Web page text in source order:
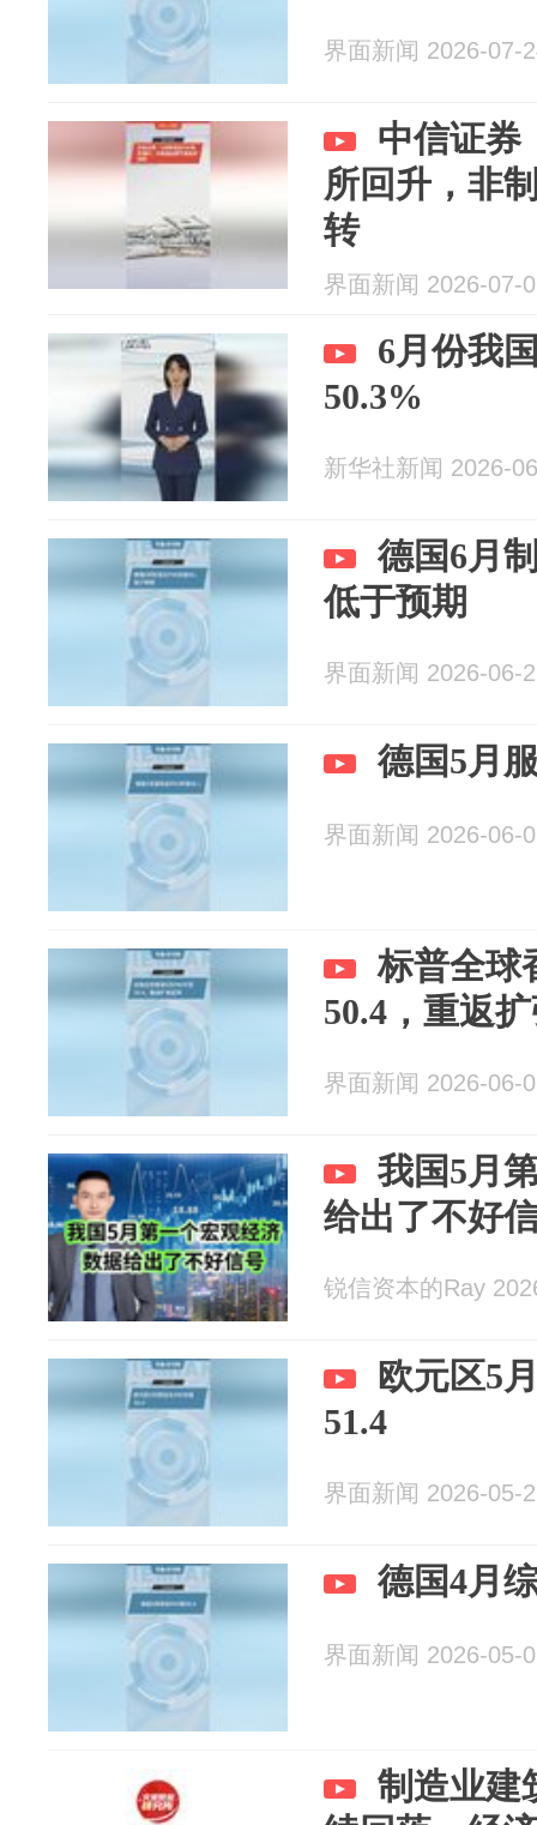
界面新闻 2026-07-
中信证券
所回升，非
转
界面新闻 2026-07-
6月份我
50.3%
新华社新闻 2026-
德国6月
低于预期
界面新闻 2026-06-
德国5月
界面新闻 2026-06-
标普全球
50.4，重返
界面新闻 2026-06-
我国5月
给出了不好
锐信资本的Ray
欧元区5
51.4
界面新闻 2026-05-
德国4月
界面新闻 2026-05-
制造业建